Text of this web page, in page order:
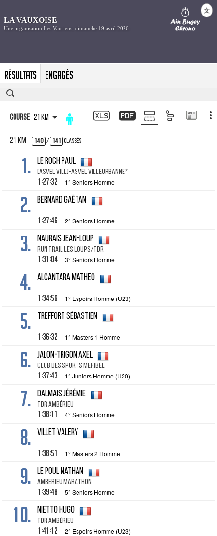
Résultats Engagés
文
Course 21 km
21 km 140 / 141 Classés
1. LE ROCH Paul
[ASVEL VILL]-ASVEL VILLEURBANNE*
1:27:32 1° Seniors Homme
2. BERNARD Gaëtan
1:27:46 2° Seniors Homme
3. NAURAIS Jean-Loup
Run Trail Les Loups/TDR
1:31:04 3° Seniors Homme
4. ALCANTARA Matheo
1:34:56 1° Espoirs Homme (U23)
5. TREFFORT Sébastien
1:36:32 1° Masters 1 Homme
6. JALON-TRIGON Axel
CLUB DES SPORTS MERIBEL
1:37:43 1° Juniors Homme (U20)
7. DALMAIS Jérémie
TDR AMBÉRIEU
1:38:11 4° Seniors Homme
8. VILLET Valery
1:38:51 1° Masters 2 Homme
9. LE POUL Nathan
AMBERIEU MARATHON
1:39:48 5° Seniors Homme
10. NIETTO Hugo
TDR AMBÉRIEU
1:41:12 2° Espoirs Homme (U23)